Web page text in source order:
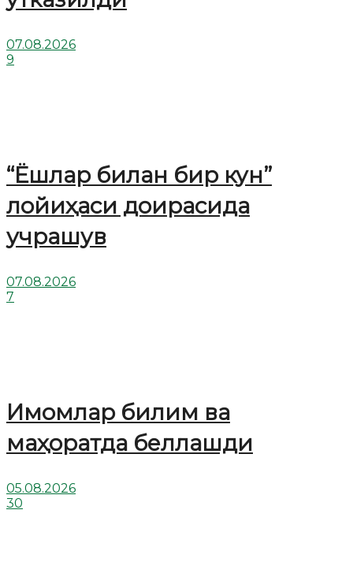
07.08.2026
9
“Ёшлар билан бир кун”
лойиҳаси доирасида
учрашув
07.08.2026
7
Имомлар билим ва
маҳоратда беллашди
05.08.2026
30